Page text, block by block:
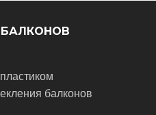
БАЛКОНОВ
балконов